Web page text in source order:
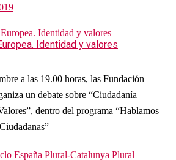
Identidad y valores
a las 19.00 horas, las Fundación
un debate sobre “Ciudadanía
dentro del programa “Hablamos